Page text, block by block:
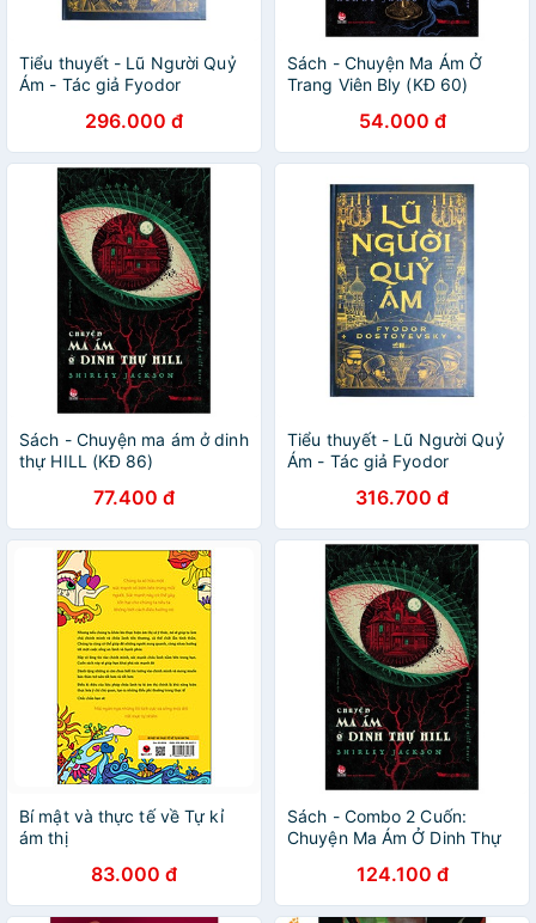
Tiểu thuyết - Lũ Người Quỷ
Ám - Tác giả Fyodor
296.000 đ
Sách - Chuyện Ma Ám Ở
Trang Viên Bly (KĐ 60)
54.000 đ
Sách - Chuyện ma ám ở dinh
thự HILL (KĐ 86)
77.400 đ
Tiểu thuyết - Lũ Người Quỷ
Ám - Tác giả Fyodor
316.700 đ
Bí mật và thực tế về Tự kỉ
ám thị
83.000 đ
Sách - Combo 2 Cuốn:
Chuyện Ma Ám Ở Dinh Thự
House + Chuyện Ma Ám Ở
Trang Viên Bly - The Tur
124.100 đ